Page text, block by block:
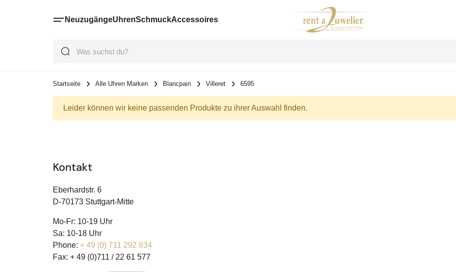
NeuzugängeUhrenSchmuckAccessoires
Startseite Alle Uhren Marken Blancpain Villeret 6595
Leider können wir keine passenden Produkte zu ihrer Auswahl finden.
Kontakt
Eberhardstr. 6
D-70173 Stuttgart-Mitte
Mo-Fr: 10-19 Uhr
Sa: 10-18 Uhr
Phone: + 49 (0) 711 292 834
Fax: + 49 (0)711 / 22 61 577